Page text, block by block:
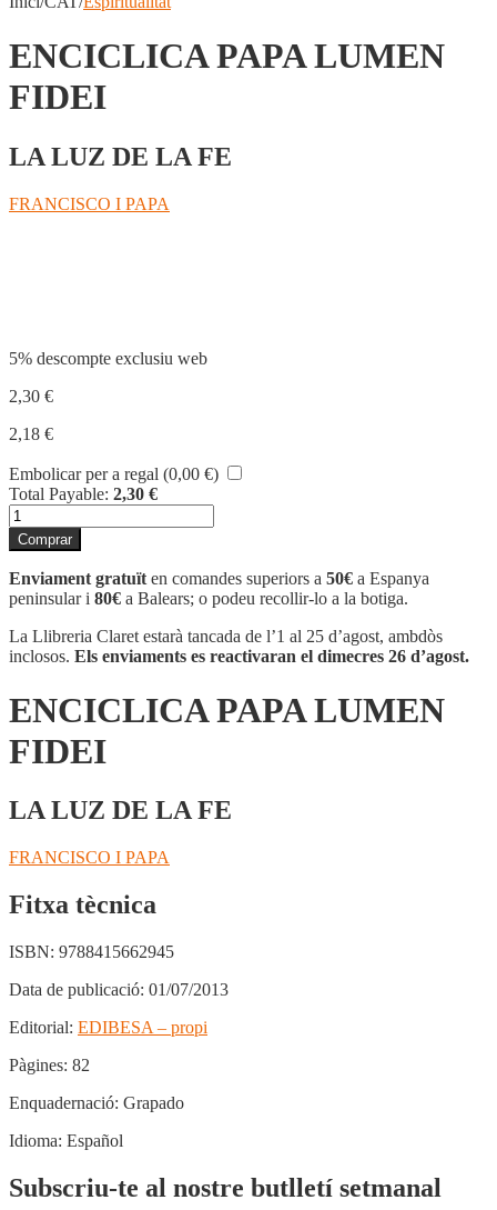
ENCICLICA PAPA LUMEN
FIDEI
LA LUZ DE LA FE
FRANCISCO I PAPA
5% descompte exclusiu web
2,30 €
2,18 €
Embolicar per a regal (0,00 €)
Total Payable: 2,30 €
quantitat
de
ENCICLICA
PAPA
LUMEN
FIDEI
Comprar
Enviament gratuït en comandes superiors a 50€ a Espanya
peninsular i 80€ a Balears; o podeu recollir-lo a la botiga.
La Llibreria Claret estarà tancada de l’1 al 25 d’agost, ambdòs
inclosos. Els enviaments es reactivaran el dimecres 26 d’agost.
ENCICLICA PAPA LUMEN
FIDEI
LA LUZ DE LA FE
FRANCISCO I PAPA
Fitxa tècnica
ISBN: 9788415662945
Data de publicació: 01/07/2013
Editorial: EDIBESA – propi
Pàgines: 82
Enquadernació: Grapado
Idioma: Español
Subscriu-te al nostre butlletí setmanal